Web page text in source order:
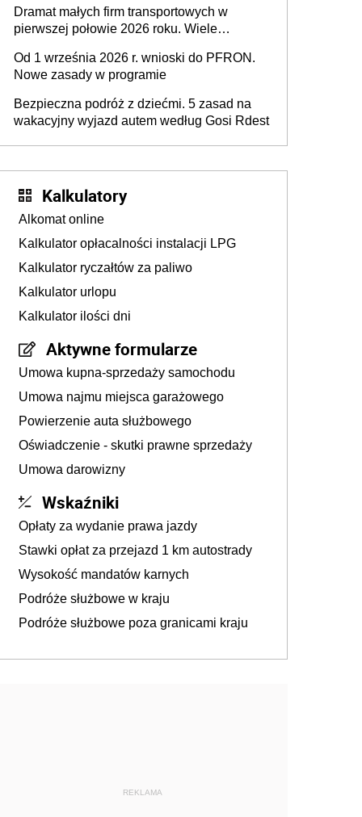
Dramat małych firm transportowych w
pierwszej połowie 2026 roku. Wiele
Od 1 września 2026 r. wnioski do PFRON.
Nowe zasady w programie
Bezpieczna podróż z dziećmi. 5 zasad na
wakacyjny wyjazd autem według Gosi Rdest
Kalkulatory
Alkomat online
Kalkulator opłacalności instalacji LPG
Kalkulator ryczałtów za paliwo
Kalkulator urlopu
Kalkulator ilości dni
Aktywne formularze
Umowa kupna-sprzedaży samochodu
Umowa najmu miejsca garażowego
Powierzenie auta służbowego
Oświadczenie - skutki prawne sprzedaży
Umowa darowizny
Wskaźniki
Opłaty za wydanie prawa jazdy
Stawki opłat za przejazd 1 km autostrady
Wysokość mandatów karnych
Podróże służbowe w kraju
Podróże służbowe poza granicami kraju
REKLAMA